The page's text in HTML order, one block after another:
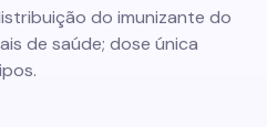
do imunizante do
de saúde; dose única